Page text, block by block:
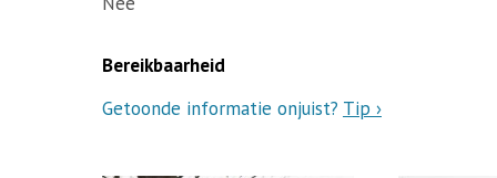
Bereikbaarheid
Getoonde informatie onjuist? Tip ›